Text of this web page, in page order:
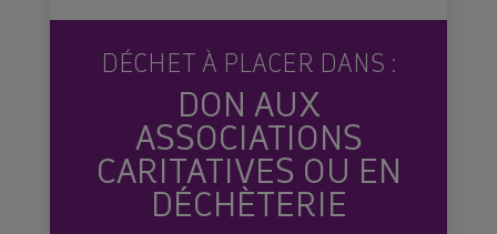
DÉCHET À PLACER DANS :
DON AUX
ASSOCIATIONS
CARITATIVES OU EN
DÉCHÈTERIE